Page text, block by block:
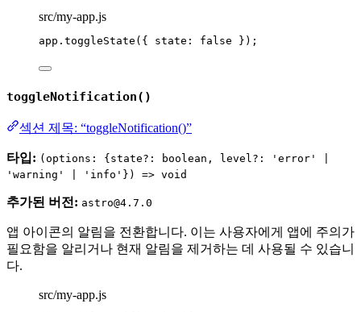
src/my-app.js
app . toggleState ({ state: false });
toggleNotification()
섹션 제목: “toggleNotification()”
타입: (options: {state?: boolean, level?: 'error' |
'warning' | 'info'}) => void
추가된 버전: astro@4.7.0
앱 아이콘의 알림을 전환합니다. 이는 사용자에게 앱에 주의가
필요함을 알리거나 현재 알림을 제거하는 데 사용될 수 있습니
다.
src/my-app.js